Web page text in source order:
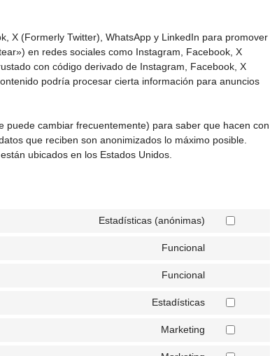
X (Formerly Twitter), WhatsApp y LinkedIn para promover
en redes sociales como Instagram, Facebook, X
con código derivado de Instagram, Facebook, X
podría procesar cierta información para anuncios
cambiar frecuentemente) para saber que hacen con
que reciben son anonimizados lo máximo posible.
ubicados en los Estados Unidos.
Estadísticas (anónimas)
Funcional
Funcional
Estadísticas
Marketing